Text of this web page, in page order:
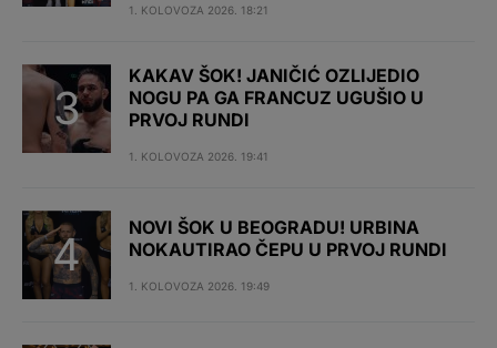
1. KOLOVOZA 2026. 18:21
KAKAV ŠOK! JANIČIĆ OZLIJEDIO
NOGU PA GA FRANCUZ UGUŠIO U
PRVOJ RUNDI
1. KOLOVOZA 2026. 19:41
NOVI ŠOK U BEOGRADU! URBINA
NOKAUTIRAO ČEPU U PRVOJ RUNDI
1. KOLOVOZA 2026. 19:49